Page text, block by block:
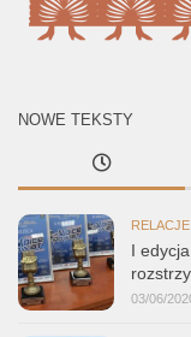
NOWE TEKSTY
RELACJE
I
03/06/